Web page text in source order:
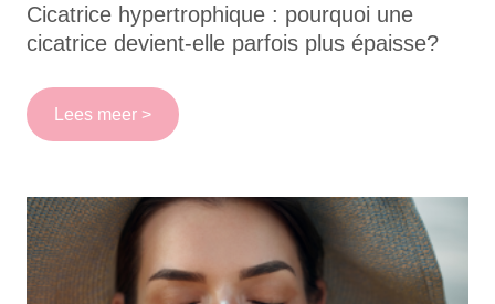
Cicatrice hypertrophique : pourquoi une
cicatrice devient-elle parfois plus épaisse?
Lees meer >